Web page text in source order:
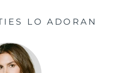
LO ADORAN